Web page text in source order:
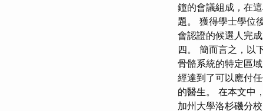
鐘的會議組成，在
題。 獲得學士學位
會認證的候選人完
四。 簡而言之，以
骨骼系統的特定區
經達到了可以應付
的醫生。 在本文中
加州大學洛杉磯分